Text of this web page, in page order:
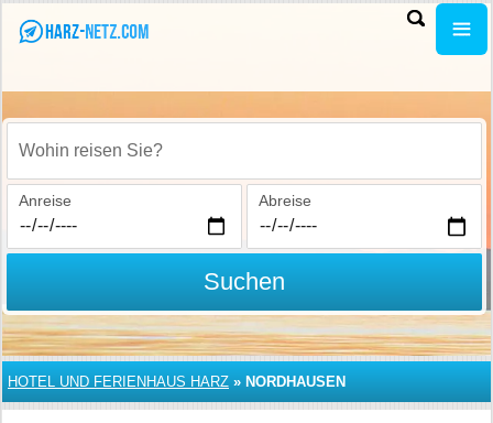
Wohin reisen Sie?
Anreise Abreise
Suchen
HOTEL UND FERIENHAUS HARZ » NORDHAUSEN